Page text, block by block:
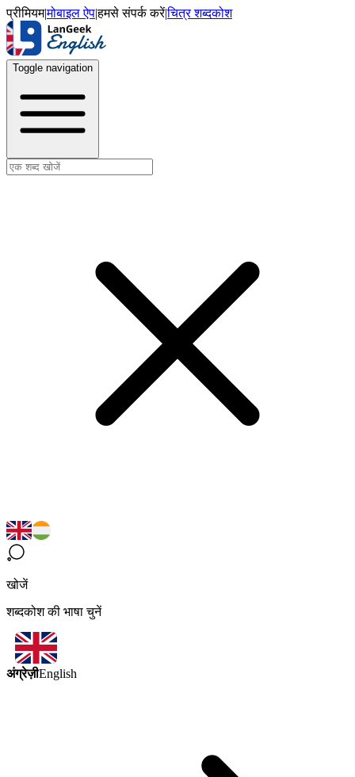
प्रीमियम|मोबाइल ऐप|हमसे संपर्क करें|चित्र शब्दकोश
Toggle navigation
खोजें
शब्दकोश की भाषा चुनें
अंग्रेज़ीEnglish